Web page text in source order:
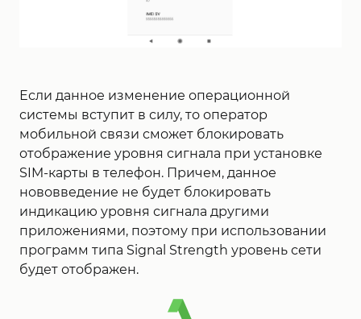
Если данное изменение операционной
системы вступит в силу, то оператор
мобильной связи сможет блокировать
отображение уровня сигнала при установке
SIM-карты в телефон. Причем, данное
нововведение не будет блокировать
индикацию уровня сигнала другими
приложениями, поэтому при использовании
программ типа Signal Strength уровень сети
будет отображен.